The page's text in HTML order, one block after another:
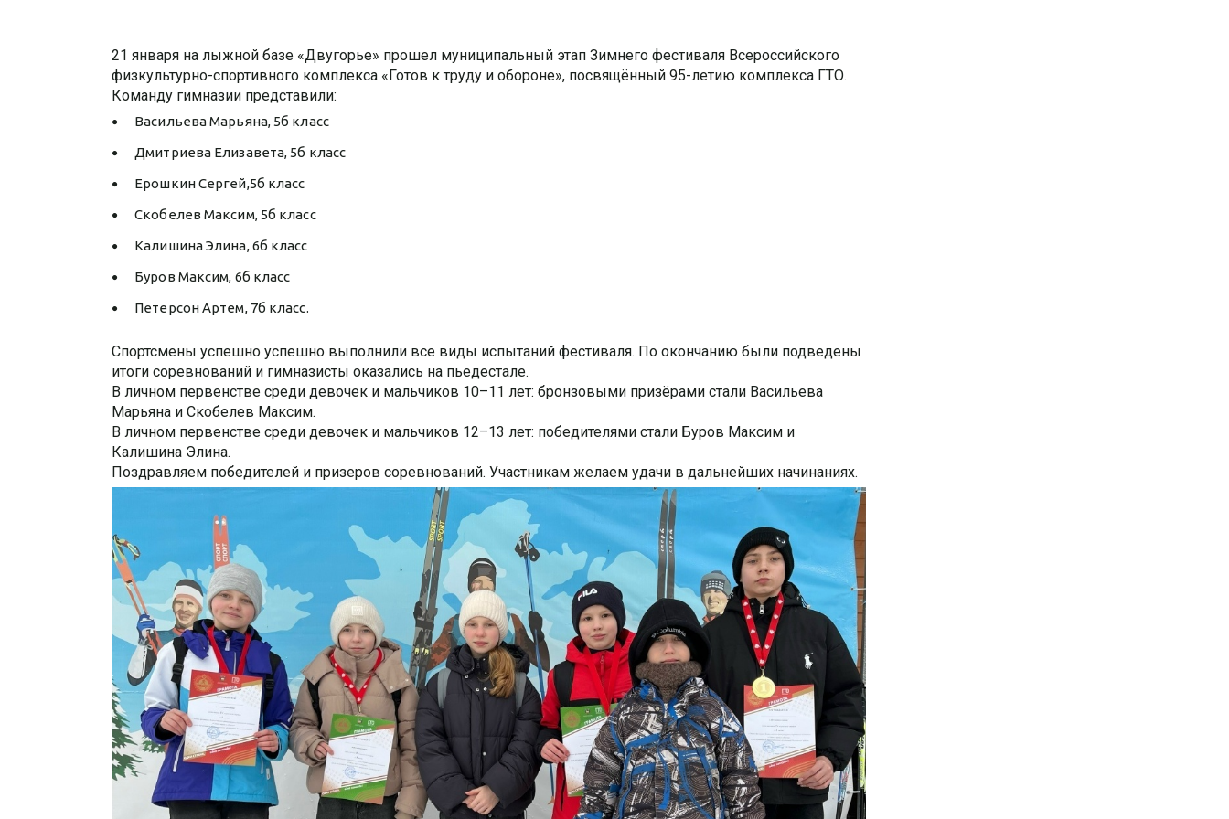
21 января на лыжной базе «Двугорье» прошел муниципальный этап Зимнего фестиваля Всероссийского
физкультурно-спортивного комплекса «Готов к труду и обороне», посвящённый 95-летию комплекса ГТО.
Команду гимназии представили:
Васильева Марьяна, 5б класс
Дмитриева Елизавета, 5б класс
Ерошкин Сергей,5б класс
Скобелев Максим, 5б класс
Калишина Элина, 6б класс
Буров Максим, 6б класс
Петерсон Артем, 7б класс.
Спортсмены успешно успешно выполнили все виды испытаний фестиваля. По окончанию были подведены
итоги соревнований и гимназисты оказались на пьедестале.
В личном первенстве среди девочек и мальчиков 10–11 лет: бронзовыми призёрами стали Васильева
Марьяна и Скобелев Максим.
В личном первенстве среди девочек и мальчиков 12–13 лет: победителями стали Буров Максим и
Калишина Элина.
Поздравляем победителей и призеров соревнований. Участникам желаем удачи в дальнейших начинаниях.